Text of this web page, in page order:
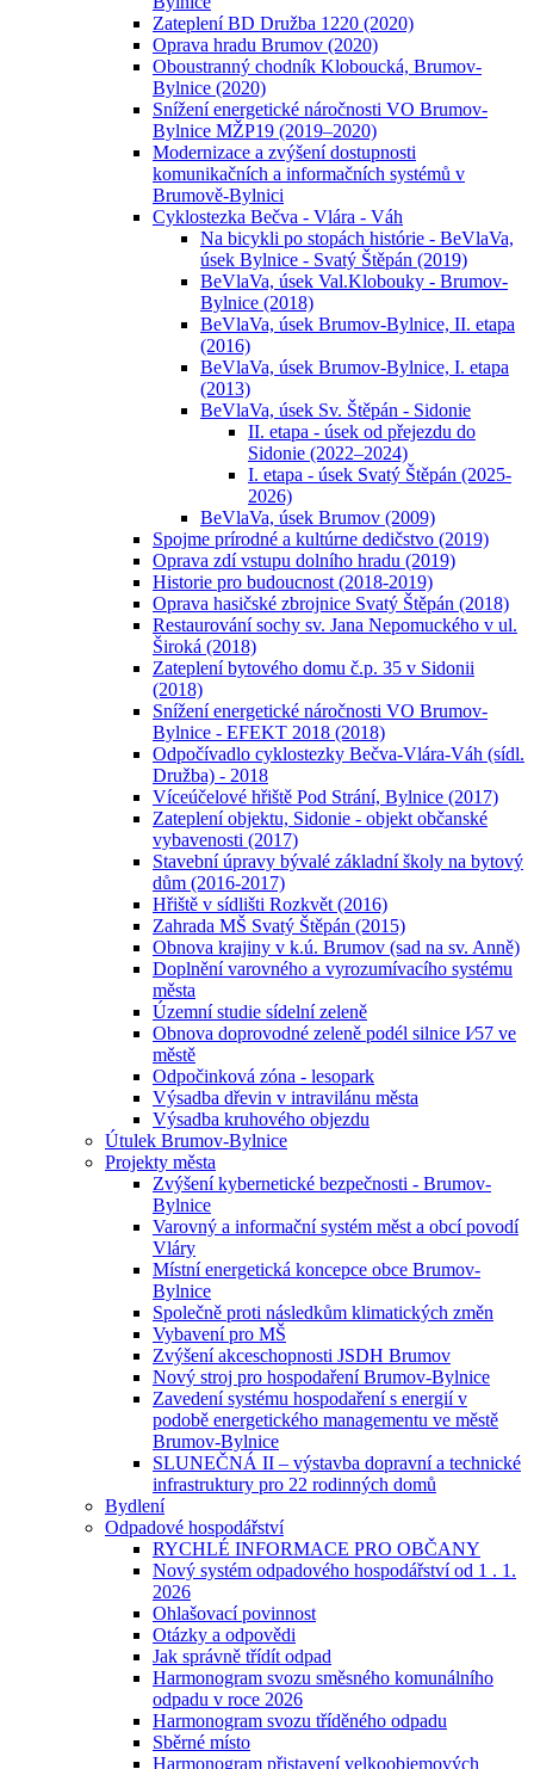
Zateplení BD Družba 1220 (2020)
Oprava hradu Brumov (2020)
Oboustranný chodník Kloboucká, Brumov-
Bylnice (2020)
Snížení energetické náročnosti VO Brumov-
Bylnice MŽP19 (2019–2020)
Modernizace a zvýšení dostupnosti
komunikačních a informačních systémů v
Brumově-Bylnici
Cyklostezka Bečva - Vlára - Váh
Na bicykli po stopách histórie - BeVlaVa,
úsek Bylnice - Svatý Štěpán (2019)
BeVlaVa, úsek Val.Klobouky - Brumov-
Bylnice (2018)
BeVlaVa, úsek Brumov-Bylnice, II. etapa
(2016)
BeVlaVa, úsek Brumov-Bylnice, I. etapa
(2013)
BeVlaVa, úsek Sv. Štěpán - Sidonie
II. etapa - úsek od přejezdu do
Sidonie (2022–2024)
I. etapa - úsek Svatý Štěpán (2025-
2026)
BeVlaVa, úsek Brumov (2009)
Spojme prírodné a kultúrne dedičstvo (2019)
Oprava zdí vstupu dolního hradu (2019)
Historie pro budoucnost (2018-2019)
Oprava hasičské zbrojnice Svatý Štěpán (2018)
Restaurování sochy sv. Jana Nepomuckého v ul.
Široká (2018)
Zateplení bytového domu č.p. 35 v Sidonii
(2018)
Snížení energetické náročnosti VO Brumov-
Bylnice - EFEKT 2018 (2018)
Odpočívadlo cyklostezky Bečva-Vlára-Váh (sídl.
Družba) - 2018
Víceúčelové hřiště Pod Strání, Bylnice (2017)
Zateplení objektu, Sidonie - objekt občanské
vybavenosti (2017)
Stavební úpravy bývalé základní školy na bytový
dům (2016-2017)
Hřiště v sídlišti Rozkvět (2016)
Zahrada MŠ Svatý Štěpán (2015)
Obnova krajiny v k.ú. Brumov (sad na sv. Anně)
Doplnění varovného a vyrozumívacího systému
města
Územní studie sídelní zeleně
Obnova doprovodné zeleně podél silnice I⁄57 ve
městě
Odpočinková zóna - lesopark
Výsadba dřevin v intravilánu města
Výsadba kruhového objezdu
Útulek Brumov-Bylnice
Projekty města
Zvýšení kybernetické bezpečnosti - Brumov-
Bylnice
Varovný a informační systém měst a obcí povodí
Vláry
Místní energetická koncepce obce Brumov-
Bylnice
Společně proti následkům klimatických změn
Vybavení pro MŠ
Zvýšení akceschopnosti JSDH Brumov
Nový stroj pro hospodaření Brumov-Bylnice
Zavedení systému hospodaření s energií v
podobě energetického managementu ve městě
Brumov-Bylnice
SLUNEČNÁ II – výstavba dopravní a technické
infrastruktury pro 22 rodinných domů
Bydlení
Odpadové hospodářství
RYCHLÉ INFORMACE PRO OBČANY
Nový systém odpadového hospodářství od 1 . 1.
2026
Ohlašovací povinnost
Otázky a odpovědi
Jak správně třídít odpad
Harmonogram svozu směsného komunálního
odpadu v roce 2026
Harmonogram svozu tříděného odpadu
Sběrné místo
Harmonogram přistavení velkoobjemových